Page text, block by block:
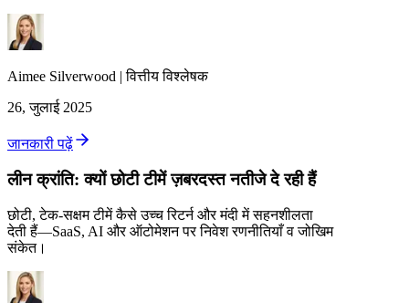
Aimee Silverwood |वित्तीय विश्लेषक
26, जुलाई 2025
जानकारी पढ़ें
लीन क्रांति: क्यों छोटी टीमें ज़बरदस्त नतीजे दे रही हैं
छोटी, टेक-सक्षम टीमें कैसे उच्च रिटर्न और मंदी में सहनशीलता
देती हैं—SaaS, AI और ऑटोमेशन पर निवेश रणनीतियाँ व जोखिम
संकेत।